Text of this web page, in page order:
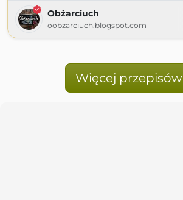
Obżarciuch
oobzarciuch.blogspot.com
Więcej przepisów